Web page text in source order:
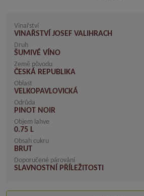
Vinařství
VINAŘSTVÍ JOSEF VALIHRACH
Druh
ŠUMIVÉ VÍNO
Země původu
ČESKÁ REPUBLIKA
Oblast
VELKOPAVLOVICKÁ
Odrůda
PINOT NOIR
Objem lahve
0.75 L
Obsah cukru
BRUT
Doporučené párování
SLAVNOSTNÍ PŘÍLEŽITOSTI